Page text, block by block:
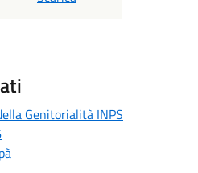
Genitorialità INPS